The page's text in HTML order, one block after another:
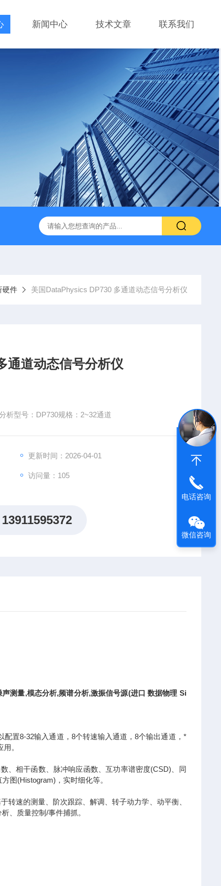
新闻中心 技术文章 联系我们
家 RVC 400美国Team RVC400旋转振动台/高频扭转振
硬件 美国DataPhysics DP730 多通道动态信号分析仪
通道动态信号分析仪
析型号：DP730规格：2~32通道
更新时间：2026-04-01
访问量：105
13911595372
测量,模态分析,频谱分析,激振信号源(进口 数据物理 Si
置8-32输入通道，8个转速输入通道，8个输出通道，*
。
、相干函数、脉冲响应函数、互功率谱密度(CSD)、同
图(Histogram)，实时细化等。
转速的测量、阶次跟踪、解调、转子动力学、动平衡、
、质量控制/事件捕抓。
电话咨询
微信咨询